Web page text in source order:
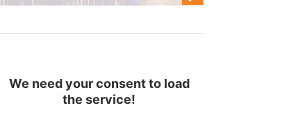
We need your consent to load
the service!